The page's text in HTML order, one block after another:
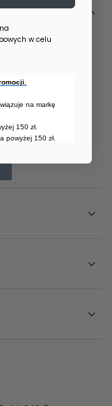
w celu
na markę
150 zł.
powyżej 150 zł.